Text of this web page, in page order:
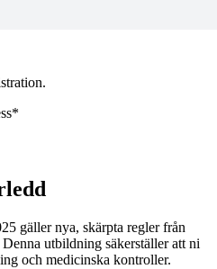
gäller nya, skärpta regler från
utbildning säkerställer att ni
och medicinska kontroller.